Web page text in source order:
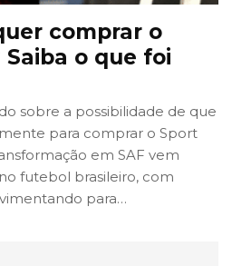
comprar o
o que foi
sobre a possibilidade de que
para comprar o Sport
em SAF vem
futebol brasileiro, com
para…